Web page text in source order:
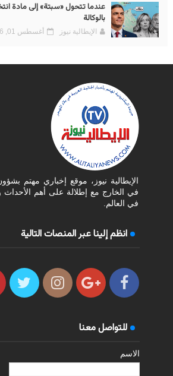
عندما تتحول «سبتة» إلى مادة
بالوكالة
الإيطالية نيوز أغسطس 01, 2026
الإيطالية نيوز، موقع إخباري مهتم
في الخارج مع إطلالة على أهم الأحداث
في العالم.
انظم إلينا عبر المنصات التالية
للتواصل معنا
الاسم